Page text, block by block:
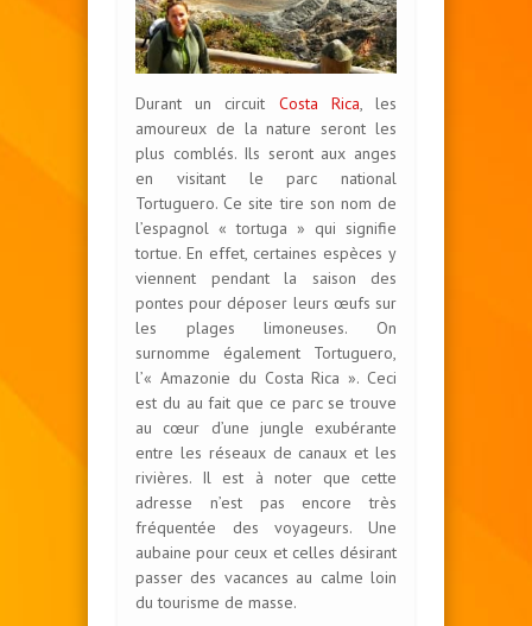
Durant un circuit Costa Rica, les
amoureux de la nature seront les
plus comblés. Ils seront aux anges
en visitant le parc national
Tortuguero. Ce site tire son nom de
l’espagnol « tortuga » qui signifie
tortue. En effet, certaines espèces y
viennent pendant la saison des
pontes pour déposer leurs œufs sur
les plages limoneuses. On
surnomme également Tortuguero,
l’« Amazonie du Costa Rica ». Ceci
est du au fait que ce parc se trouve
au cœur d’une jungle exubérante
entre les réseaux de canaux et les
rivières. Il est à noter que cette
adresse n’est pas encore très
fréquentée des voyageurs. Une
aubaine pour ceux et celles désirant
passer des vacances au calme loin
du tourisme de masse.